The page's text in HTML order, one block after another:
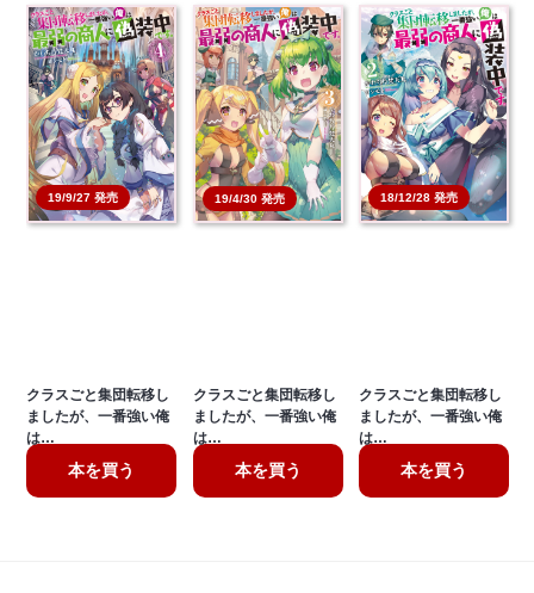
19/9/27 発売
クラスごと集団転移し
ましたが、一番強い俺
は…
本を買う
19/4/30 発売
クラスごと集団転移し
ましたが、一番強い俺
は…
本を買う
18/12/28 発売
クラスごと集団転移し
ましたが、一番強い俺
は…
本を買う